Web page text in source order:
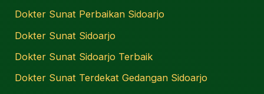
Dokter Sunat Perbaikan Sidoarjo
Dokter Sunat Sidoarjo
Dokter Sunat Sidoarjo Terbaik
Dokter Sunat Terdekat Gedangan Sidoarjo